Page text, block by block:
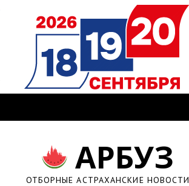
АРБУЗ
ОТБОРНЫЕ АСТРАХАНСКИЕ НОВОСТИ